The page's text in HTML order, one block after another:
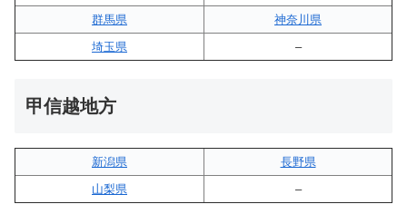
群馬県
神奈川県
埼玉県
–
甲信越地方
新潟県
長野県
山梨県
–